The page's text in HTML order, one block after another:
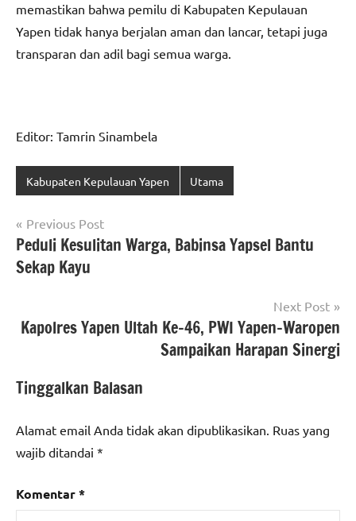
memastikan bahwa pemilu di Kabupaten Kepulauan
Yapen tidak hanya berjalan aman dan lancar, tetapi juga
transparan dan adil bagi semua warga.
Editor: Tamrin Sinambela
Kabupaten Kepulauan Yapen Utama
Navigasi
pos
Previous Post
Peduli Kesulitan Warga, Babinsa Yapsel Bantu
Sekap Kayu
Next Post
Kapolres Yapen Ultah Ke-46, PWI Yapen-Waropen
Sampaikan Harapan Sinergi
Tinggalkan Balasan
Alamat email Anda tidak akan dipublikasikan. Ruas yang
wajib ditandai *
Komentar*